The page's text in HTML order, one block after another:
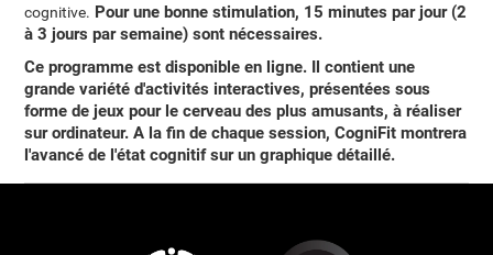
cognitive. Pour une bonne stimulation, 15 minutes par jour (2
à 3 jours par semaine) sont nécessaires.
Ce programme est disponible en ligne. Il contient une
grande variété d'activités interactives, présentées sous
forme de jeux pour le cerveau des plus amusants, à réaliser
sur ordinateur. A la fin de chaque session, CogniFit montrera
l'avancé de l'état cognitif sur un graphique détaillé.